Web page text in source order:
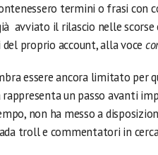
termini o frasi con
avviato il rilascio nelle scorse
proprio account, alla voce
essere ancora limitato per
un passo avanti
non ha messo a
troll e commentatori in